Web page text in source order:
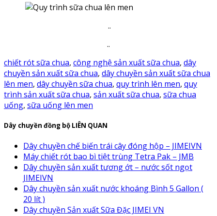
..
..
chiết rót sữa chua, công nghệ sản xuất sữa chua, dây
chuyền sản xuất sữa chua, dây chuyền sản xuất sữa chua
lên men, dây chuyền sữa chua, quy trình lên men, quy
trình sản xuất sữa chua, sản xuất sữa chua, sữa chua
uống, sữa uống lên men
Dây chuyền đồng bộ LIÊN QUAN
Dây chuyền chế biến trái cây đóng hộp – JIMEIVN
Máy chiết rót bao bì tiệt trùng Tetra Pak – JMB
Dây chuyền sản xuất tương ớt – nước sốt ngọt
JIMEIVN
Dây chuyền sản xuất nước khoáng Bình 5 Gallon (
20 lít )
Dây chuyền Sản xuất Sữa Đặc JIMEI VN